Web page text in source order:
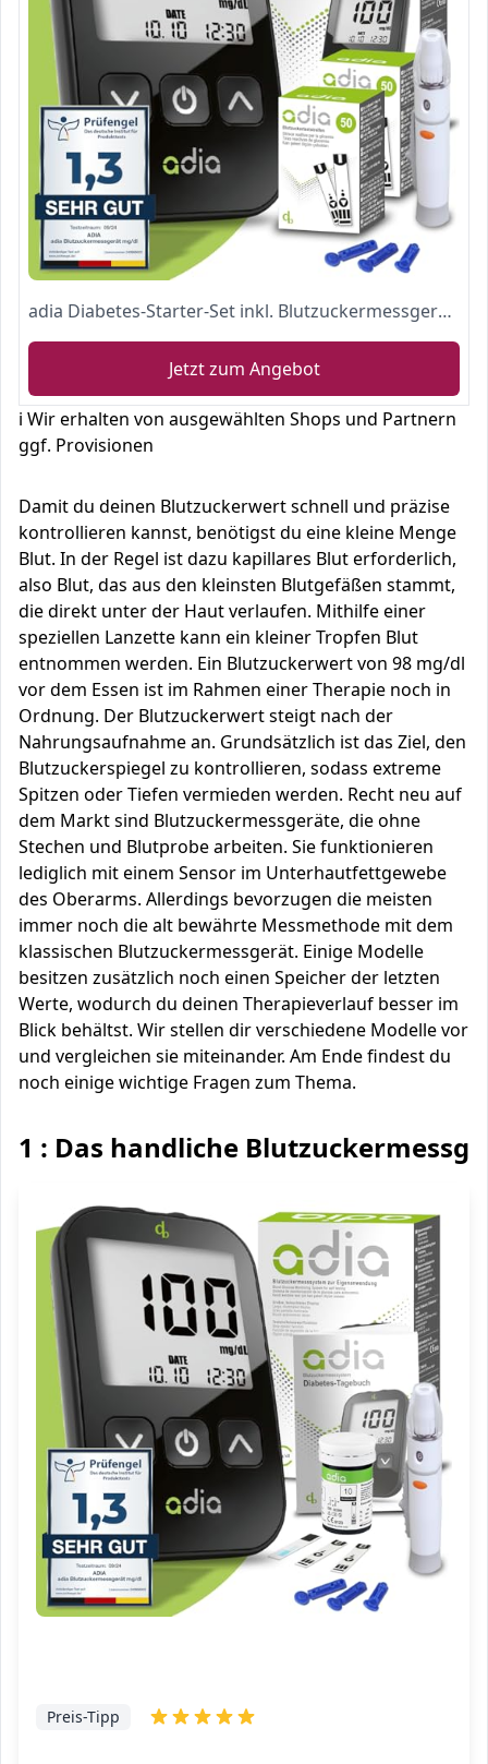
adia Diabetes-Starter-Set inkl. Blutzuckermessgerät (mg) mit 110 Blutzuckerteststreifen, Stechhilfe und Lanzetten – Einfache Selbstkontrolle bei Diabetes
Jetzt zum Angebot
ℹ️ Wir erhalten von ausgewählten Shops und Partnern
ggf. Provisionen
Damit du deinen Blutzuckerwert schnell und präzise
kontrollieren kannst, benötigst du eine kleine Menge
Blut. In der Regel ist dazu kapillares Blut erforderlich,
also Blut, das aus den kleinsten Blutgefäßen stammt,
die direkt unter der Haut verlaufen. Mithilfe einer
speziellen Lanzette kann ein kleiner Tropfen Blut
entnommen werden. Ein Blutzuckerwert von 98 mg/dl
vor dem Essen ist im Rahmen einer Therapie noch in
Ordnung. Der Blutzuckerwert steigt nach der
Nahrungsaufnahme an. Grundsätzlich ist das Ziel, den
Blutzuckerspiegel zu kontrollieren, sodass extreme
Spitzen oder Tiefen vermieden werden. Recht neu auf
dem Markt sind Blutzuckermessgeräte, die ohne
Stechen und Blutprobe arbeiten. Sie funktionieren
lediglich mit einem Sensor im Unterhautfettgewebe
des Oberarms. Allerdings bevorzugen die meisten
immer noch die alt bewährte Messmethode mit dem
klassischen Blutzuckermessgerät. Einige Modelle
besitzen zusätzlich noch einen Speicher der letzten
Werte, wodurch du deinen Therapieverlauf besser im
Blick behältst. Wir stellen dir verschiedene Modelle vor
und vergleichen sie miteinander. Am Ende findest du
noch einige wichtige Fragen zum Thema.
1 : Das handliche
Preis-Tipp